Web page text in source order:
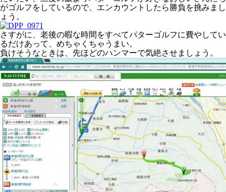
がゴルフをしているので、エンカウントしたら勝負を挑みまし
ょう。
さすがに、老後の暇な時間をすべてパターゴルフに費やしてい
るだけあって、めちゃくちゃうまい。
負けそうなときは、先ほどのハンマーで気絶させましょう。